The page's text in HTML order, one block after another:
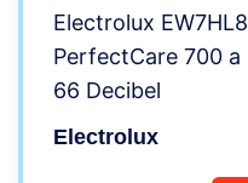
Electrolux
PerfectCare 700
66 Decibel
Electrolux